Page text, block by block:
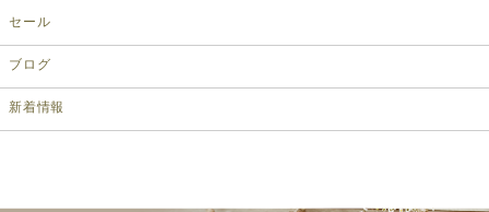
セール
ブログ
新着情報